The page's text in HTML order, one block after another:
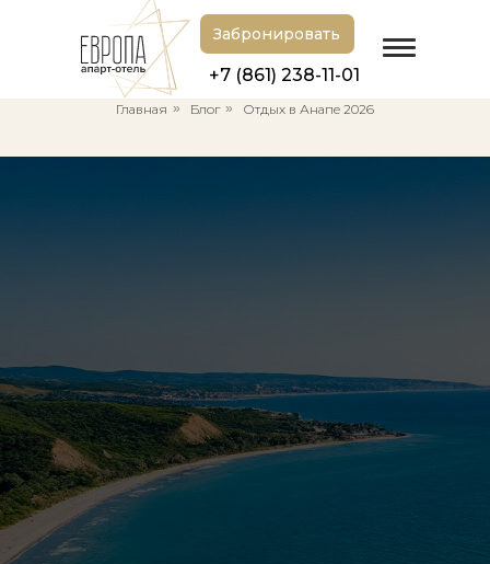
Забронировать
+7 (861) 238-11-01
Главная » Блог » Отдых в Анапе 2026